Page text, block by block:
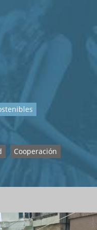
Cooperación